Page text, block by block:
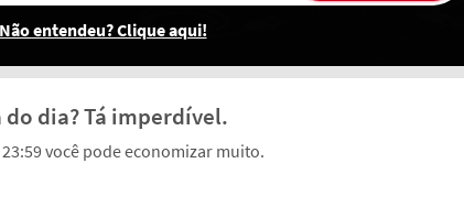
Não entendeu? Clique aqui!
dia? Tá imperdível.
você pode economizar muito.